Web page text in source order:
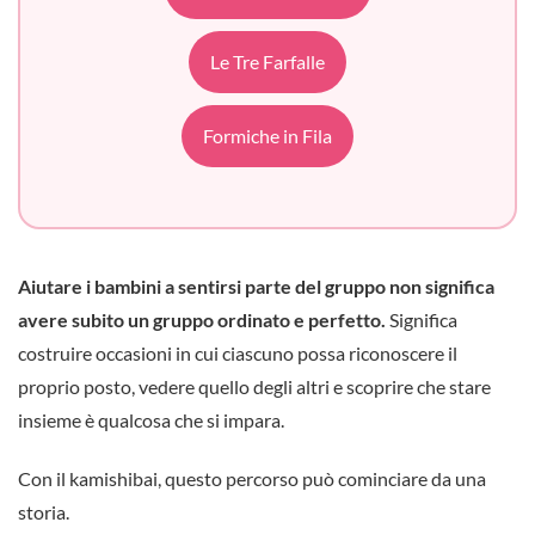
Le Tre Farfalle
Formiche in Fila
Aiutare i bambini a sentirsi parte del gruppo non significa
avere subito un gruppo ordinato e perfetto. Significa
costruire occasioni in cui ciascuno possa riconoscere il
proprio posto, vedere quello degli altri e scoprire che stare
insieme è qualcosa che si impara.
Con il kamishibai, questo percorso può cominciare da una
storia.